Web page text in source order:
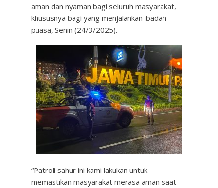
aman dan nyaman bagi seluruh masyarakat,
khususnya bagi yang menjalankan ibadah
puasa, Senin (24/3/2025).
“Patroli sahur ini kami lakukan untuk
memastikan masyarakat merasa aman saat